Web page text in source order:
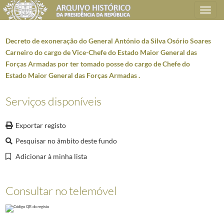
Toggle
navigation
Plano de classificação
SGSecretaria Geral1897-09-17/2014-12-15
AG0101Atos e Despachos presidenciais (publicação)
AG010101 Decretos e despachos presidenciais
0780Nomeações e exonerações de membros do Governo e outros (1989)
015Decreto de nomeação do Ministro plenipotenciário de 2.ª classe,
Decreto de exoneração do General António da Silva Osório Soares
Carneiro do cargo de Vice-Chefe do Estado Maior General das
Forças Armadas por ter tomado posse do cargo de Chefe do
Estado Maior General das Forças Armadas .
Serviços disponíveis
Exportar registo
Pesquisar no âmbito deste fundo
Adicionar à minha lista
Consultar no telemóvel